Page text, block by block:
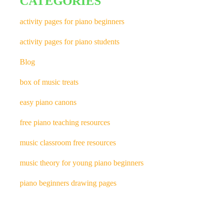
activity pages for piano beginners
activity pages for piano students
Blog
box of music treats
easy piano canons
free piano teaching resources
music classroom free resources
music theory for young piano beginners
piano beginners drawing pages